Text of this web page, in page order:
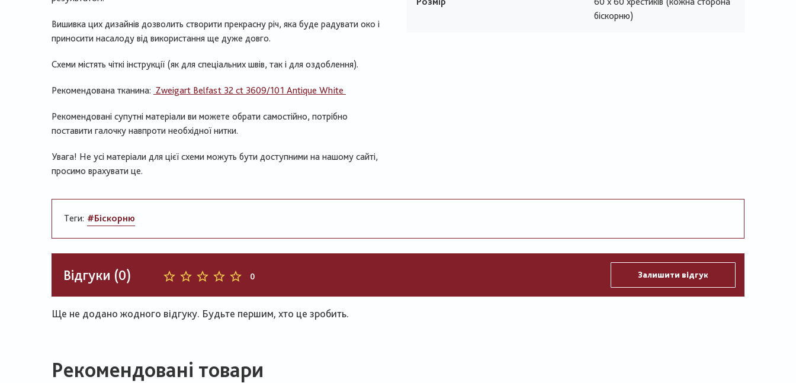
Вишивка цих дизайнів дозволить створити прекрасну річ, яка буде радувати око і
приносити насалоду від використання ще дуже довго.
Схеми містять чіткі інструкції (як для спеціальних швів, так і для оздоблення).
Рекомендована тканина: Zweigart Belfast 32 ct 3609/101 Antique White
Рекомендовані супутні матеріали ви можете обрати самостійно, потрібно
поставити галочку навпроти необхідної нитки.
Увага! Не усі матеріали для цієї схеми можуть бути доступними на нашому сайті,
просимо врахувати це.
біскорню)
Теги: #Біскорню
Відгуки (0) 0 Залишити відгук
Ще не додано жодного відгуку. Будьте першим, хто це зробить.
Рекомендовані товари